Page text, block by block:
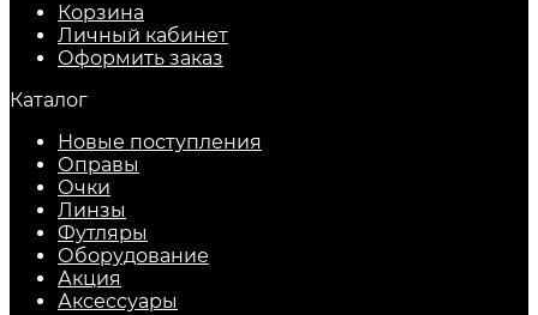
Корзина
Личный кабинет
Оформить заказ
Каталог
Новые поступления
Оправы
Очки
Линзы
Футляры
Оборудование
Акция
Аксессуары